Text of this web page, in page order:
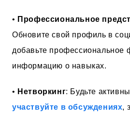
• Профессиональное
Обновите свой профиль в
добавьте профессиональное
информацию о навыках.
• Нетворкинг: Будьте
участвуйте в обсуждениях,